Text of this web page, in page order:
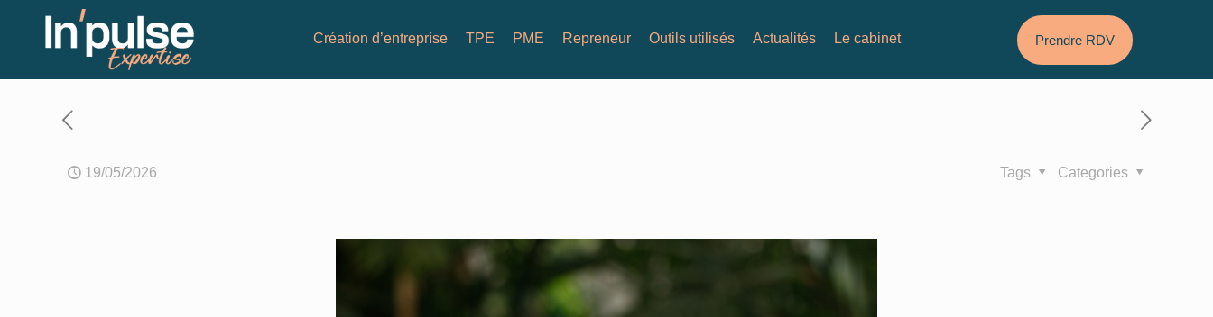
Création d’entreprise TPE PME Repreneur Outils utilisés Actualités Le cabinet Prendre RDV
19/05/2026 Categories
Tags